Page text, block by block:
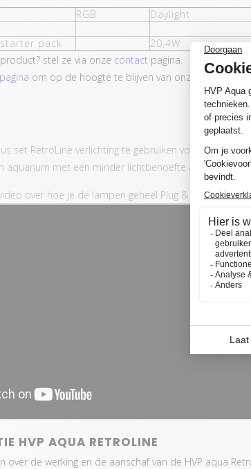
RGB
Daylight
pack
20,4W
stel ze via onze contact pagina.
om op de hoogte te blijven van onze
set RetroLine verlichting te gebruiken voor aquaria
aquarium met een minder lichtbehoefte adviseren
over hoe je de lampen geheel Plug & play aansluit:
HVP AQUA RETROLINE
over de werking en de aanschaf van de HVP aqua